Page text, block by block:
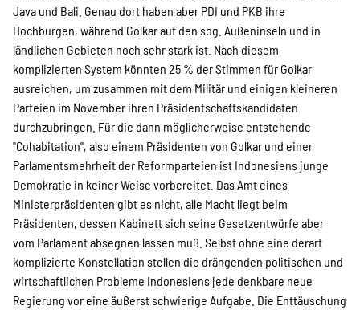
Java und Bali. Genau dort haben aber PDI und PKB ihre
Hochburgen, während Golkar auf den sog. Außeninseln und in
ländlichen Gebieten noch sehr stark ist. Nach diesem
komplizierten System könnten 25 % der Stimmen für Golkar
ausreichen, um zusammen mit dem Militär und einigen kleineren
Parteien im November ihren Präsidentschaftskandidaten
durchzubringen. Für die dann möglicherweise entstehende
"Cohabitation", also einem Präsidenten von Golkar und einer
Parlamentsmehrheit der Reformparteien ist Indonesiens junge
Demokratie in keiner Weise vorbereitet. Das Amt eines
Ministerpräsidenten gibt es nicht, alle Macht liegt beim
Präsidenten, dessen Kabinett sich seine Gesetzentwürfe aber
vom Parlament absegnen lassen muß. Selbst ohne eine derart
komplizierte Konstellation stellen die drängenden politischen und
wirtschaftlichen Probleme Indonesiens jede denkbare neue
Regierung vor eine äußerst schwierige Aufgabe. Die Enttäuschung